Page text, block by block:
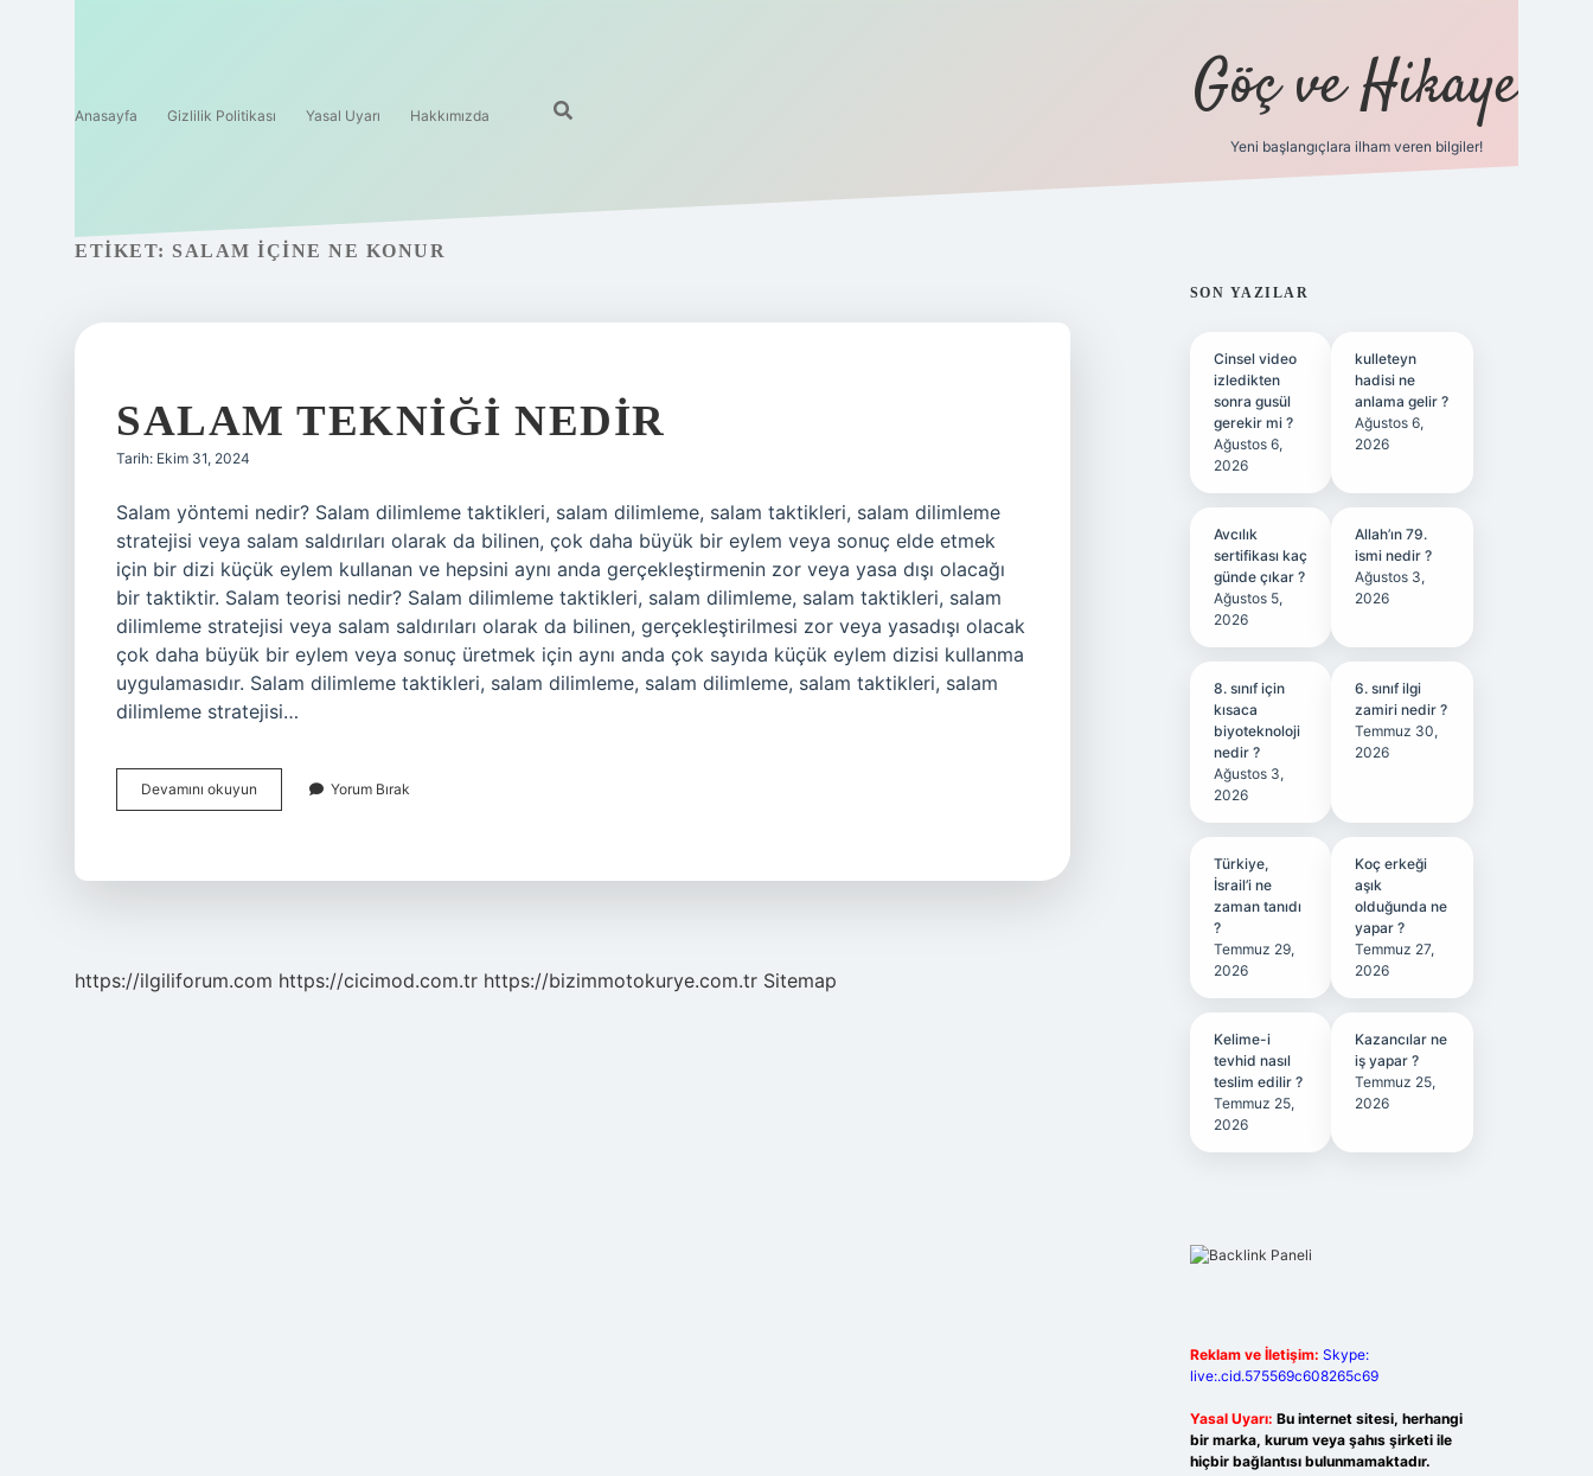
Anasayfa Gizlilik Politikası Yasal Uyarı Hakkımızda Göç ve Hikaye
Yeni başlangıçlara ilham veren bilgiler!
ETIKET: SALAM IÇINE NE KONUR
SALAM TEKNIĞI NEDIR
Tarih: Ekim 31, 2024
Salam yöntemi nedir? Salam dilimleme taktikleri, salam dilimleme, salam taktikleri, salam dilimleme
stratejisi veya salam saldırıları olarak da bilinen, çok daha büyük bir eylem veya sonuç elde etmek
için bir dizi küçük eylem kullanan ve hepsini aynı anda gerçekleştirmenin zor veya yasa dışı olacağı
bir taktiktir. Salam teorisi nedir? Salam dilimleme taktikleri, salam dilimleme, salam taktikleri, salam
dilimleme stratejisi veya salam saldırıları olarak da bilinen, gerçekleştirilmesi zor veya yasadışı olacak
çok daha büyük bir eylem veya sonuç üretmek için aynı anda çok sayıda küçük eylem dizisi kullanma
uygulamasıdır. Salam dilimleme taktikleri, salam dilimleme, salam dilimleme, salam taktikleri, salam
dilimleme stratejisi…
Devamını okuyun
Tekniği
Yorum Bırak
https://ilgiliforum.com https://cicimod.com.tr https://bizimmotokurye.com.tr Sitemap
SIDEBAR
SON YAZILAR
Cinsel video
izledikten
sonra gusül
gerekir mi ?
Ağustos 6,
2026
kulleteyn
hadisi ne
anlama gelir ?
Ağustos 6,
2026
Avcılık
sertifikası kaç
günde çıkar ?
Ağustos 5,
2026
Allah’ın 79.
ismi nedir ?
Ağustos 3,
2026
8. sınıf için
kısaca
biyoteknoloji
nedir ?
Ağustos 3,
2026
6. sınıf ilgi
zamiri nedir ?
Temmuz 30,
2026
Türkiye,
İsrail’i ne
zaman tanıdı
?
Temmuz 29,
2026
Koç erkeği
aşık
olduğunda ne
yapar ?
Temmuz 27,
2026
Kelime-i
tevhid nasıl
teslim edilir ?
Temmuz 25,
2026
Kazancılar ne
iş yapar ?
Temmuz 25,
2026
Reklam ve İletişim: Skype:
live:.cid.575569c608265c69
Yasal Uyarı: Bu internet sitesi, herhangi
bir marka, kurum veya şahıs şirketi ile
hiçbir bağlantısı bulunmamaktadır.